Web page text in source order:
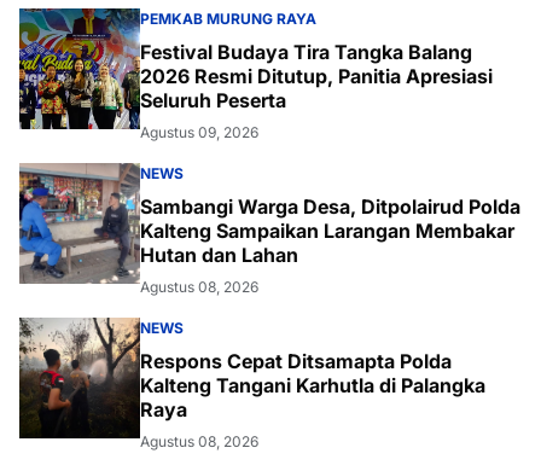
PEMKAB MURUNG RAYA
Festival Budaya Tira Tangka Balang
2026 Resmi Ditutup, Panitia Apresiasi
Seluruh Peserta
Agustus 09, 2026
NEWS
Sambangi Warga Desa, Ditpolairud Polda
Kalteng Sampaikan Larangan Membakar
Hutan dan Lahan
Agustus 08, 2026
NEWS
Respons Cepat Ditsamapta Polda
Kalteng Tangani Karhutla di Palangka
Raya
Agustus 08, 2026